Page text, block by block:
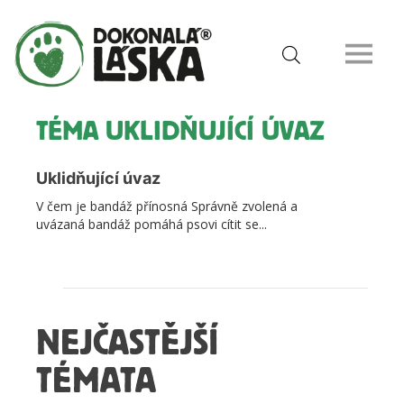
TÉMA UKLIDŇUJÍCÍ ÚVAZ
Uklidňující úvaz
V čem je bandáž přínosná Správně zvolená a
uvázaná bandáž pomáhá psovi cítit se...
NEJČASTĚJŠÍ
TÉMATA